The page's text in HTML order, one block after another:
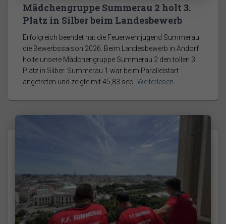
Mädchengruppe Summerau 2 holt 3.
Platz in Silber beim Landesbewerb
Erfolgreich beendet hat die Feuerwehrjugend Summerau
die Bewerbssaison 2026. Beim Landesbewerb in Andorf
holte unsere Mädchengruppe Summerau 2 den tollen 3.
Platz in Silber. Summerau 1 war beim Parallelstart
angetreten und zeigte mit 45,83 sec. Weiterlesen…